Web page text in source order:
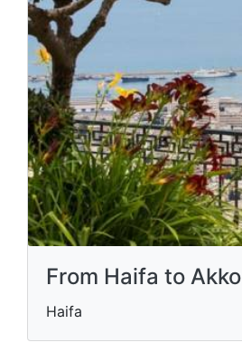
From Haifa to Akko
Haifa